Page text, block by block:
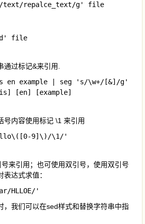
text/repalce_text/g' file
file
通过标记&来引用.
en example | seg 's/\w+/[&]/g'
[en] [example]
号内容使用标记 \1 来引用
9]\)/\1/'
来引用；也可使用双引号，使用双引号
达式求值：
HLLOE/'
，我们可以在sed样式和替换字符串中指